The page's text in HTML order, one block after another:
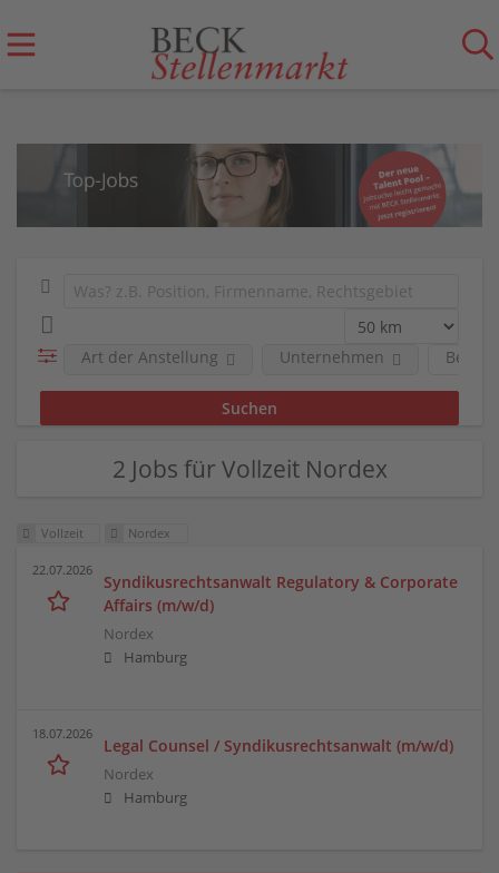
Art der Anstellung Unternehmen
2 Jobs für Vollzeit Nordex
Vollzeit Nordex
22.07.2026
Syndikusrechtsanwalt Regulatory & Corporate
Affairs (m/w/d)
Nordex
Hamburg
18.07.2026
Legal Counsel / Syndikusrechtsanwalt (m/w/d)
Nordex
Hamburg